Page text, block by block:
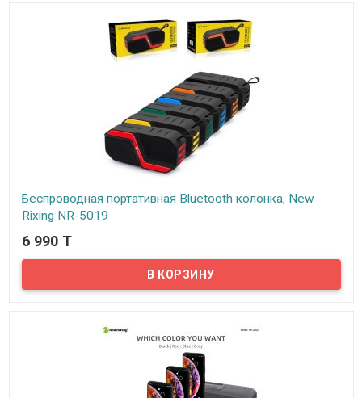
Беспроводная портативная Bluetooth колонка, New
Rixing NR-5019
В наличии
Представляем вам беспроводную портативную Bluetooth
колонку New Rixing NR-5019!
6 990 T